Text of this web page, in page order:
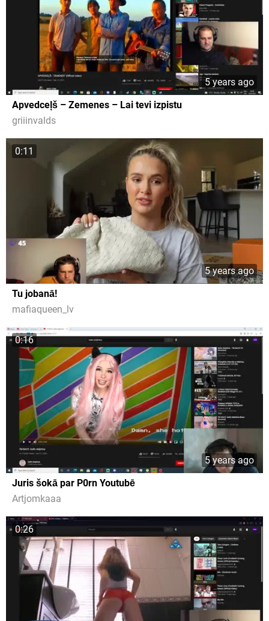
5 years ago
Apvedceļš – Zemenes – Lai tevi izpistu
griiinvalds
0:11
5 years ago
Tu jobanā!
mafiaqueen_lv
0:16
5 years ago
Juris šokā par P0rn Youtubē
Artjomkaaa
0:26